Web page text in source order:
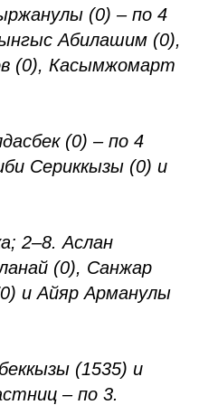
(0) – по 4
Абилашим (0),
(0), Касымжомарт
(0) – по 4
Сериккызы (0) и
2–8. Аслан
(0), Санжар
и Айяр Арманулы
(1535) и
– по 3.